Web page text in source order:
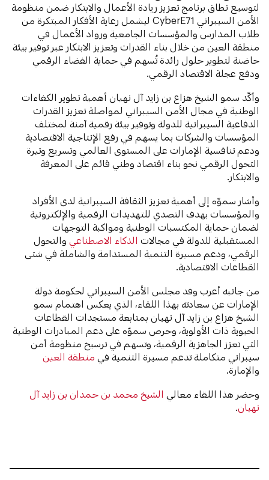
لتوسيع نطاق برنامج تعزيز ريادة الأعمال والابتكار ضمن منظومة
الأمن السيبراني CyberE71 ليشمل رعاية الأفكار المبتكرة من
طلاب المدارس والمؤسسات الجامعية ورواد الأعمال في
منطقة العين من خلال بناء القدرات وتعزيز الابتكار عبر توفير بيئة
حاضنة لتطوير حلول رائدة تُسهم في حماية الفضاء الرقمي
ودفع عجلة الاقتصاد الرقمي.
وأكّد سمو الشيخ هزاع بن زايد آل نهيان أهمية تطوير الكفاءات
الوطنية في مجال الأمن السيبراني لمواصلة تعزيز القدرات
الدفاعية السيبرانية للدولة وتوفير بيئة رقمية آمنة لمختلف
المؤسسات والشركات بما يسهم في رفع الإنتاجية الاقتصادية
ودعم تنافسية الإمارات على المستوى العالمي وتسريع وتيرة
التحول الرقمي نحو بناء اقتصاد وطني قائم على المعرفة
والابتكار.
وأشار سموّه إلى أهمية تعزيز الثقافة السيبرانية لدى الأفراد
والمؤسسات بهدف التصدي للتهديدات الرقمية والإلكترونية
لضمان حماية المكتسبات الوطنية ومواكبة التوجهات
المستقبلية للدولة في مجالات الذكاء الاصطناعي والتحول
الرقمي، ودعم مسيرة التنمية المستدامة والشاملة في شتى
القطاعات الاقتصادية.
من جانبه أعرب وفد مجلس الأمن السيبراني لحكومة دولة
الإمارات عن سعادته بهذا اللقاء، الذي يعكس اهتمام سمو
الشيخ هزاع بن زايد آل نهيان بمتابعة مستجدات القطاعات
الحيوية ذات الأولوية، وحرص سموّه على دعم المبادرات الوطنية
التي تعزز الجاهزية الرقمية، وتسهم في ترسيخ منظومة أمن
سيبراني متكاملة تدعم مسيرة التنمية في منطقة العين
والإمارة.
وحضر هذا اللقاء معالي الشيخ محمد بن حمدان بن زايد آل
نهيان.